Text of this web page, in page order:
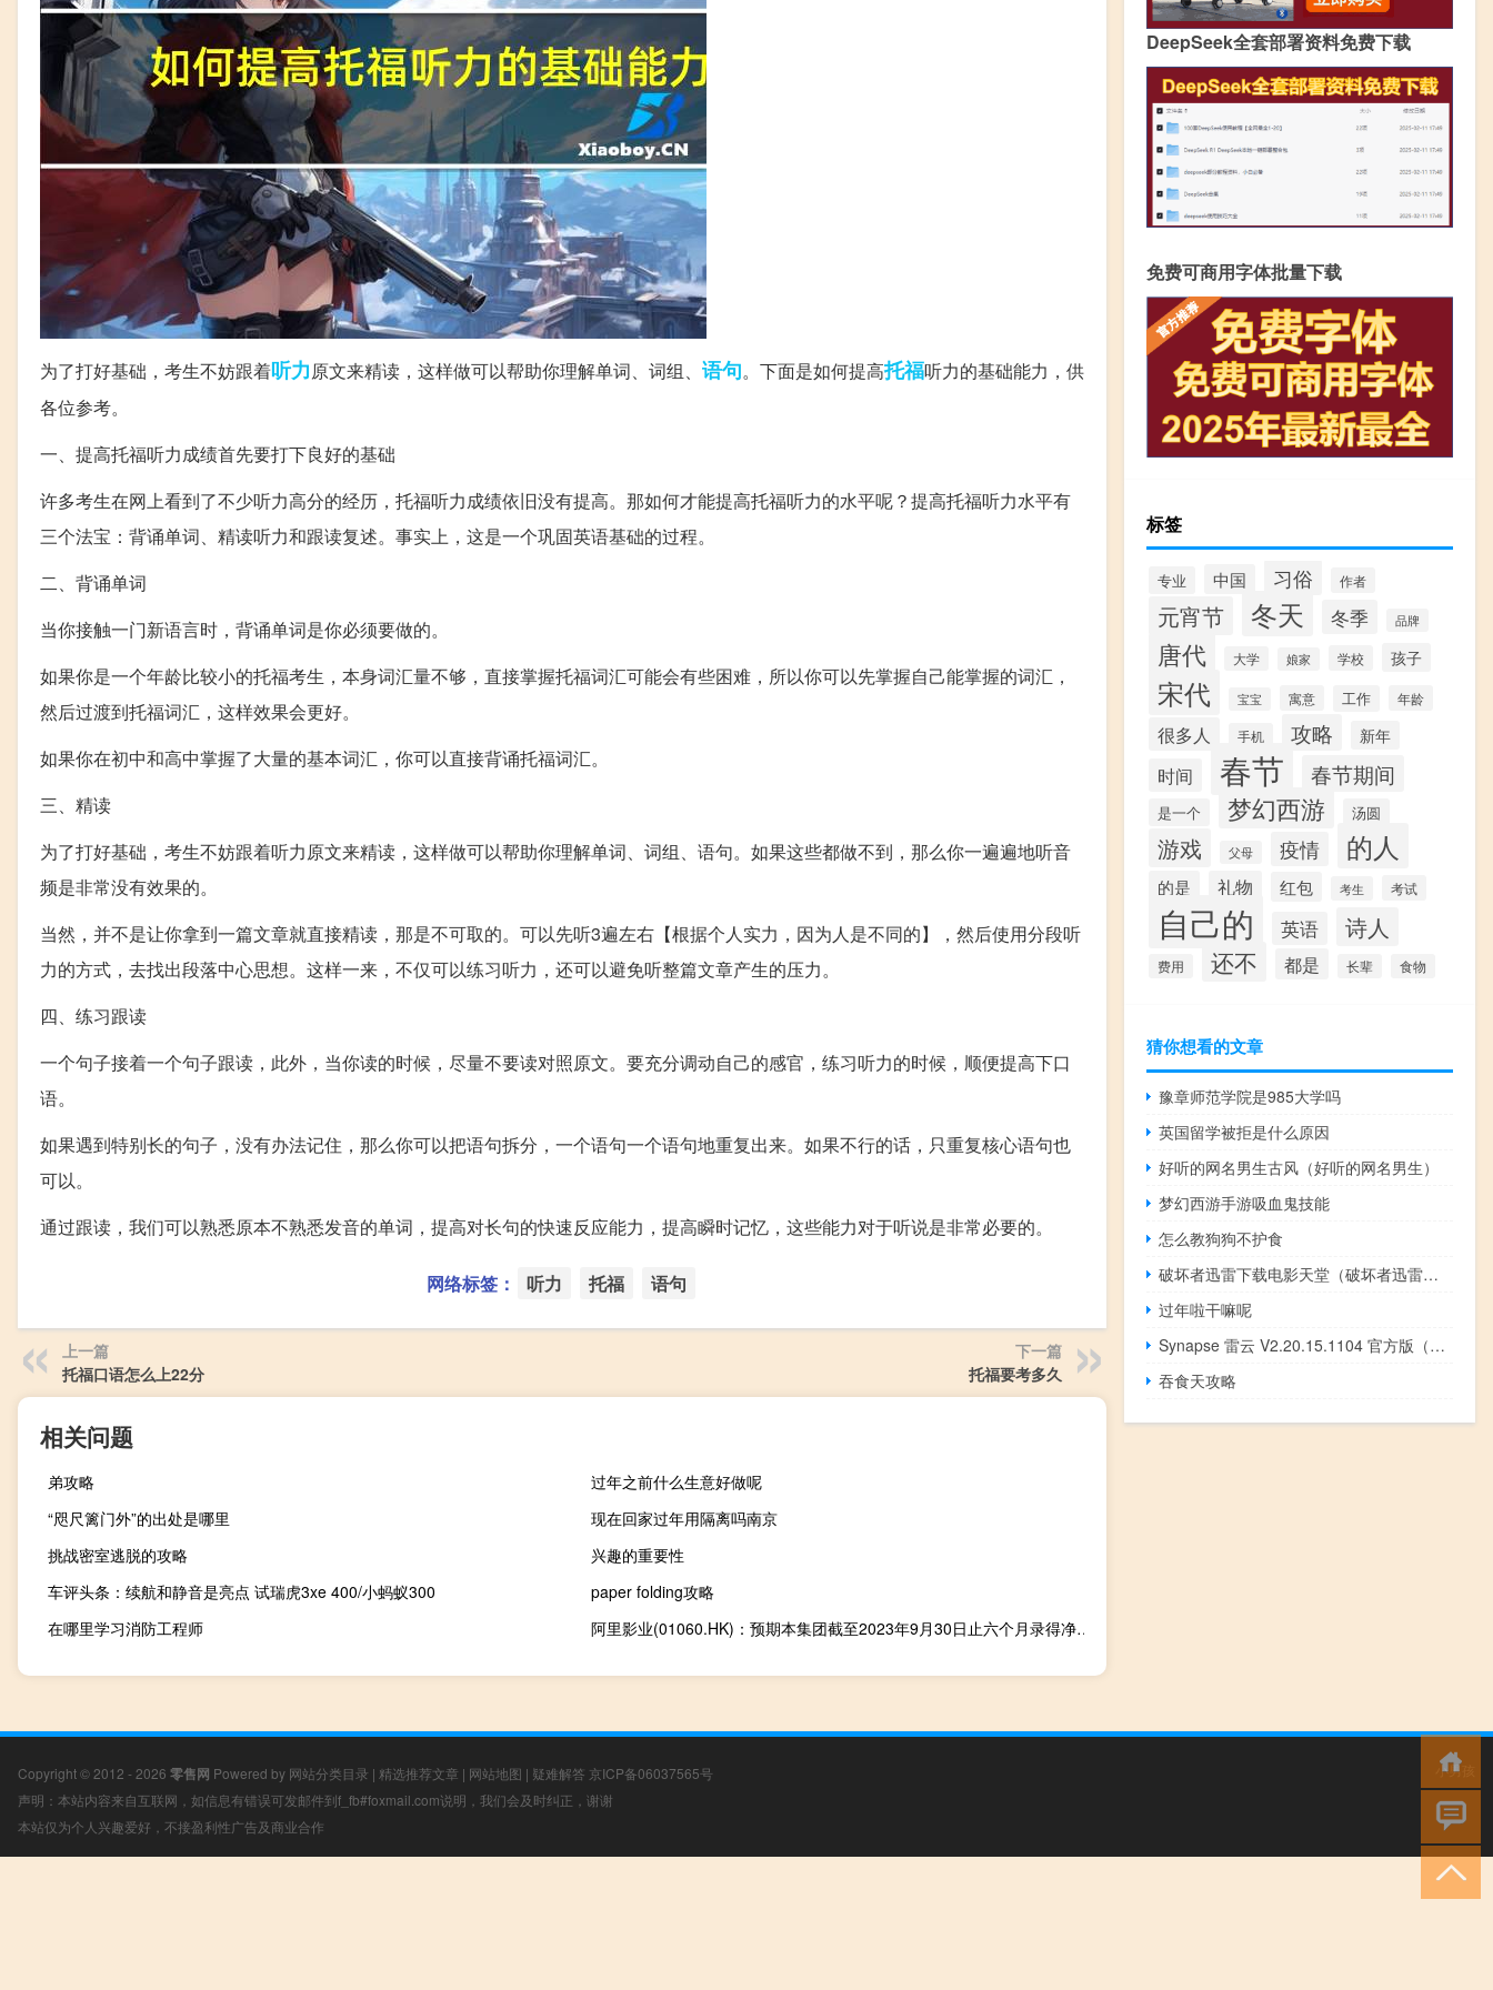
为了打好基础，考生不妨跟着听力原文来精读，这样做可以帮助你理解单词、词组、 语句。下面是如何提高托福听力的基础能力，供
各位参考。
一、提高托福听力成绩首先要打下良好的基础
许多考生在网上看到了不少听力高分的经历，托福听力成绩依旧没有提高。那如何才能提高托福听力的水平呢？提高托福听力水平有
三个法宝：背诵单词、精读听力和跟读复述。事实上，这是一个巩固英语基础的过程。
二、背诵单词
当你接触一门新语言时，背诵单词是你必须要做的。
如果你是一个年龄比较小的托福考生，本身词汇量不够，直接掌握托福词汇可能会有些困难，所以你可以先掌握自己能掌握的词汇，
然后过渡到托福词汇，这样效果会更好。
如果你在初中和高中掌握了大量的基本词汇，你可以直接背诵托福词汇。
三、精读
为了打好基础，考生不妨跟着听力原文来精读，这样做可以帮助你理解单词、词组、语句。如果这些都做不到，那么你一遍遍地听音
频是非常没有效果的。
当然，并不是让你拿到一篇文章就直接精读，那是不可取的。可以先听3遍左右【根据个人实力，因为人是不同的】，然后使用分段听
力的方式，去找出段落中心思想。这样一来，不仅可以练习听力，还可以避免听整篇文章产生的压力。
四、练习跟读
一个句子接着一个句子跟读，此外，当你读的时候，尽量不要读对照原文。要充分调动自己的感官，练习听力的时候，顺便提高下口
语。
如果遇到特别长的句子，没有办法记住，那么你可以把语句拆分，一个语句一个语句地重复出来。如果不行的话，只重复核心语句也
可以。
通过跟读，我们可以熟悉原本不熟悉发音的单词，提高对长句的快速反应能力，提高瞬时记忆，这些能力对于听说是非常必要的。
网络标签： 听力 托福 语句
上一篇
托福口语怎么上22分
下一篇
托福要考多久
相关问题
弟攻略
过年之前什么生意好做呢
“咫尺篱门外”的出处是哪里
现在回家过年用隔离吗南京
挑战密室逃脱的攻略
兴趣的重要性
车评头条：续航和静音是亮点 试瑞虎3xe 400/小蚂蚁300
paper folding攻略
在哪里学习消防工程师
阿里影业(01060.HK)：预期本集团截至2023年9月30日止六个月录得净利润不低于人民币4.5亿元而截至2022年9月30日止六个月录得净亏损约为人民币2,230万元及截至2023年3月31日止财政年度录得净亏损约为人民币2.911亿元
DeepSeek全套部署资料免费下载
免费可商用字体批量下载
标签
专业 中国 习俗 作者
元宵节 冬天 冬季 品牌
唐代 大学 娘家 学校 孩子
宋代 宝宝 寓意 工作 年龄
很多人 手机 攻略 新年
时间 春节 春节期间
是一个 梦幻西游 汤圆
游戏 父母 疫情 的人
的是 礼物 红包 考生 考试
自己的 英语 诗人
费用 还不 都是 长辈 食物
猜你想看的文章
豫章师范学院是985大学吗
英国留学被拒是什么原因
好听的网名男生古风（好听的网名男生）
梦幻西游手游吸血鬼技能
怎么教狗狗不护食
破坏者迅雷下载电影天堂（破坏者迅雷下载）
过年啦干嘛呢
Synapse 雷云 V2.20.15.1104 官方版（Synapse 雷云 V2.20.15.1104 官方版功能简介）
吞食天攻略
Copyright © 2012 - 2026 零售网 Powered by 网站分类目录 | 精选推荐文章 | 网站地图 | 疑难解答 京ICP备06037565号
声明：本站内容来自互联网，如信息有错误可发邮件到f_fb#foxmail.com说明，我们会及时纠正，谢谢
本站仅为个人兴趣爱好，不接盈利性广告及商业合作
小男孩